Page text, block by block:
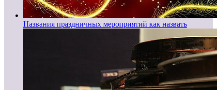
Названия праздничных мероприятий как назвать